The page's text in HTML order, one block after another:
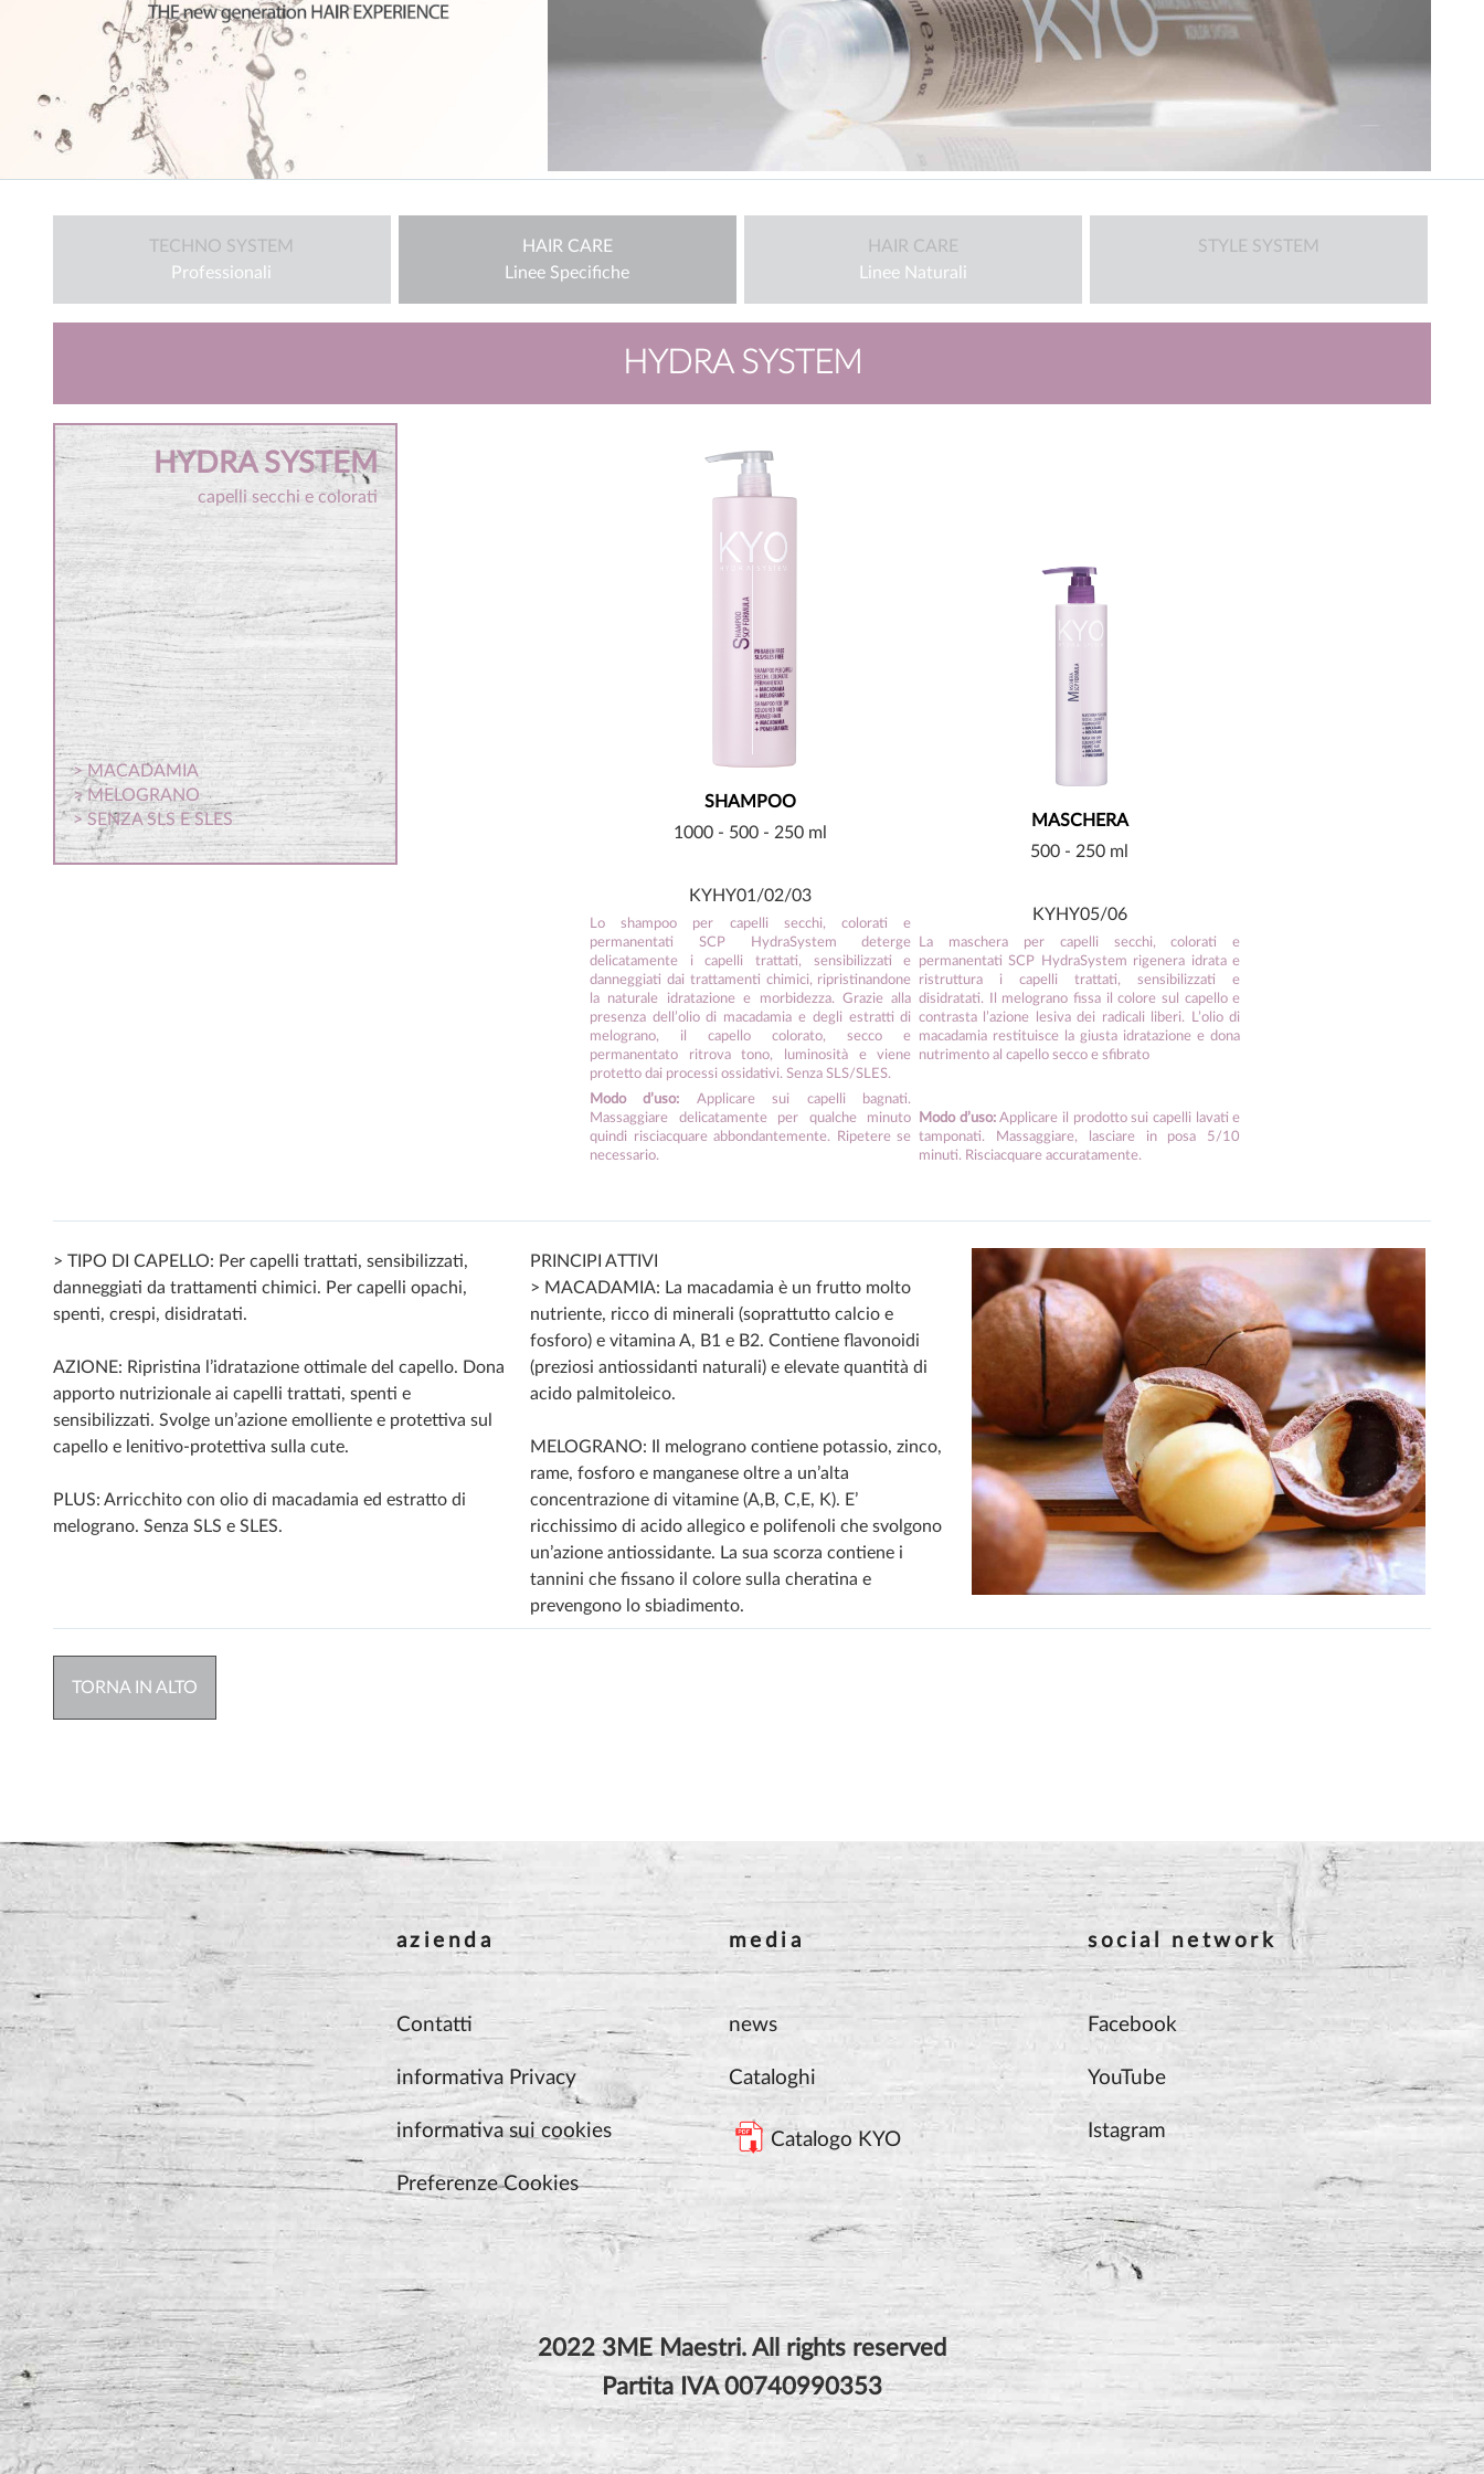
TECHNO SYSTEM
Professionali
HAIR CARE
Linee Specifiche
HAIR CARE
Linee Naturali
STYLE SYSTEM
HYDRA SYSTEM
HYDRA SYSTEM
capelli secchi e colorati
> MACADAMIA
> MELOGRANO
> SENZA SLS E SLES
SHAMPOO
1000 - 500 - 250 ml
KYHY01/02/03
Lo shampoo per capelli secchi, colorati e
permanentati SCP HydraSystem deterge
delicatamente i capelli trattati, sensibilizzati e
danneggiati dai trattamenti chimici, ripristinandone
la naturale idratazione e morbidezza. Grazie alla
presenza dell’olio di macadamia e degli estratti di
melograno, il capello colorato, secco e
permanentato ritrova tono, luminosità e viene
protetto dai processi ossidativi. Senza SLS/SLES.
Modo d’uso: Applicare sui capelli bagnati.
Massaggiare delicatamente per qualche minuto
quindi risciacquare abbondantemente. Ripetere se
necessario.
MASCHERA
500 - 250 ml
KYHY05/06
La maschera per capelli secchi, colorati e
permanentati SCP HydraSystem rigenera idrata e
ristruttura i capelli trattati, sensibilizzati e
disidratati. Il melograno fissa il colore sul capello e
contrasta l’azione lesiva dei radicali liberi. L’olio di
macadamia restituisce la giusta idratazione e dona
nutrimento al capello secco e sfibrato
Modo d’uso:Applicare il prodotto sui capelli lavati e
tamponati. Massaggiare, lasciare in posa 5/10
minuti. Risciacquare accuratamente.
> TIPO DI CAPELLO: Per capelli trattati, sensibilizzati,
danneggiati da trattamenti chimici. Per capelli opachi,
spenti, crespi, disidratati.
AZIONE: Ripristina l’idratazione ottimale del capello. Dona
apporto nutrizionale ai capelli trattati, spenti e
sensibilizzati. Svolge un’azione emolliente e protettiva sul
capello e lenitivo-protettiva sulla cute.
PLUS: Arricchito con olio di macadamia ed estratto di
melograno. Senza SLS e SLES.
PRINCIPI ATTIVI
> MACADAMIA: La macadamia è un frutto molto
nutriente, ricco di minerali (soprattutto calcio e
fosforo) e vitamina A, B1 e B2. Contiene flavonoidi
(preziosi antiossidanti naturali) e elevate quantità di
acido palmitoleico.
MELOGRANO: Il melograno contiene potassio, zinco,
rame, fosforo e manganese oltre a un’alta
concentrazione di vitamine (A,B, C,E, K). E’
ricchissimo di acido allegico e polifenoli che svolgono
un’azione antiossidante. La sua scorza contiene i
tannini che fissano il colore sulla cheratina e
prevengono lo sbiadimento.
TORNA IN ALTO
azienda
Contatti
informativa Privacy
informativa sui cookies
Preferenze Cookies
media
news
Cataloghi
Catalogo KYO
social network
Facebook
YouTube
Istagram
2022 3ME Maestri. All rights reserved
Partita IVA 00740990353